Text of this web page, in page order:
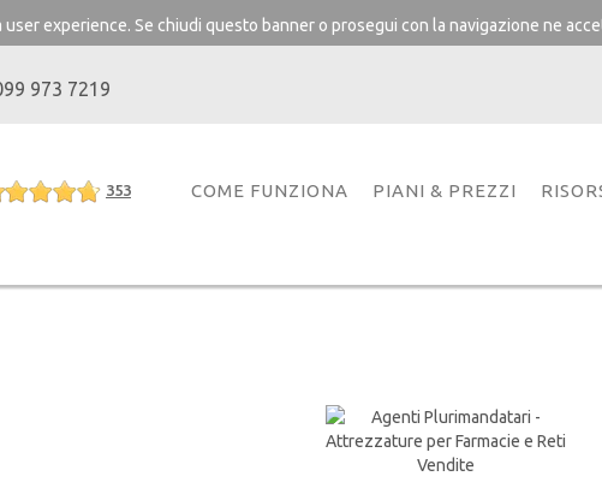
experience. Se chiudi questo banner o prosegui con la navigazione ne
973 7219
353 COME FUNZIONA PIANI & PREZZI